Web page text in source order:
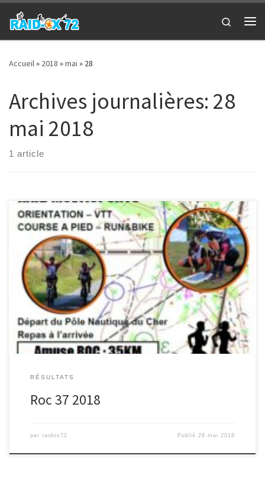
Passer au contenu
Search
Accueil» 2018 »mai » 28
Archives journalières: 28
mai 2018
1 article
Bravo aux Raid-Ox 72 engagés sur le Hard Roc organisé par le
COTS à Tours. Sur 33 équipes engagées : […]
RÉSULTATS
Roc 37 2018
par raidox72 Publié 28 mai 2018